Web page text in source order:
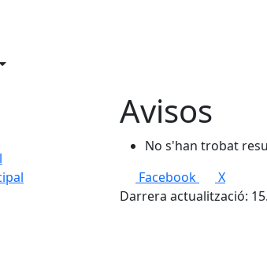
Avisos
No s'han trobat
Facebook
X
Darrera actualització: